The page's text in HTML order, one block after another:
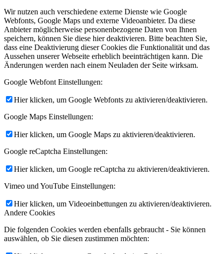
Wir nutzen auch verschiedene externe Dienste wie Google
Webfonts, Google Maps und externe Videoanbieter. Da diese
Anbieter möglicherweise personenbezogene Daten von Ihnen
speichern, können Sie diese hier deaktivieren. Bitte beachten Sie,
dass eine Deaktivierung dieser Cookies die Funktionalität und das
Aussehen unserer Webseite erheblich beeinträchtigen kann. Die
Änderungen werden nach einem Neuladen der Seite wirksam.
Google Webfont Einstellungen:
Hier klicken, um Google Webfonts zu aktivieren/deaktivieren.
Google Maps Einstellungen:
Hier klicken, um Google Maps zu aktivieren/deaktivieren.
Google reCaptcha Einstellungen:
Hier klicken, um Google reCaptcha zu aktivieren/deaktivieren.
Vimeo und YouTube Einstellungen:
Hier klicken, um Videoeinbettungen zu aktivieren/deaktivieren.
Andere Cookies
Die folgenden Cookies werden ebenfalls gebraucht - Sie können
auswählen, ob Sie diesen zustimmen möchten: